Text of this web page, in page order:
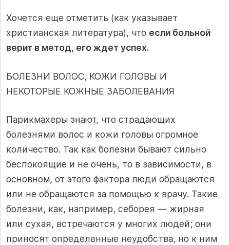
Хочется еще отметить (как указывает
христианская литература), что если больной
верит в метод, его ждет успех.
БОЛЕЗНИ ВОЛОС, КОЖИ ГОЛОВЫ И
НЕКОТОРЫЕ КОЖНЫЕ ЗАБОЛЕВАНИЯ
Парикмахеры знают, что страдающих
болезнями волос и кожи головы огромное
количество. Так как болезни бывают сильно
беспо­коящие и не очень, то в зависимости, в
основном, от этого фактора люди обращаются
или не обращаются за помощью к врачу. Такие
болезни, как, например, себорея — жирная
или сухая, встречаются у многих людей; они
приносят определенные неудобства, но к ним